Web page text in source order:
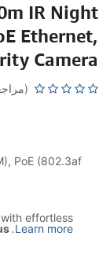
IR Night
Ethernet,
Camera
PoE (802.3af
with effortless
.Learn more